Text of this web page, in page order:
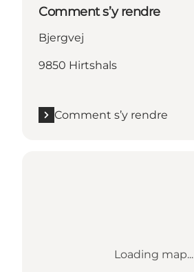
Comment s’y rendre
Bjergvej
9850 Hirtshals
Comment s’y rendre
Loading map...